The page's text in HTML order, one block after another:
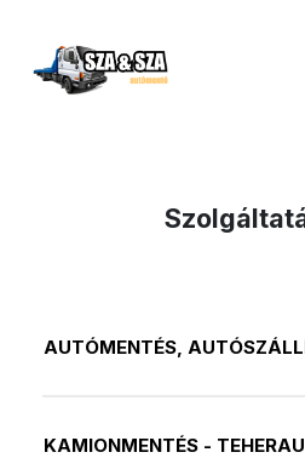
AUTÓMENTÉS,
KAMIONMENTÉS -